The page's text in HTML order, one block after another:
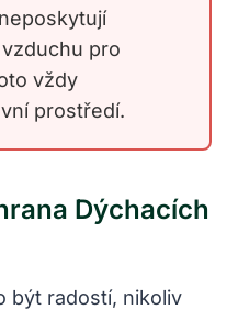
pro
vždy
prostředí.
Dýchacích
být radostí, nikoliv